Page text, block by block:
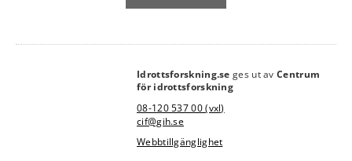
Idrottsforskning.se ges ut avCentrum
för idrottsforskning
08-120 537 00 (vxl)
cif@gih.se
Webbtillgänglighet